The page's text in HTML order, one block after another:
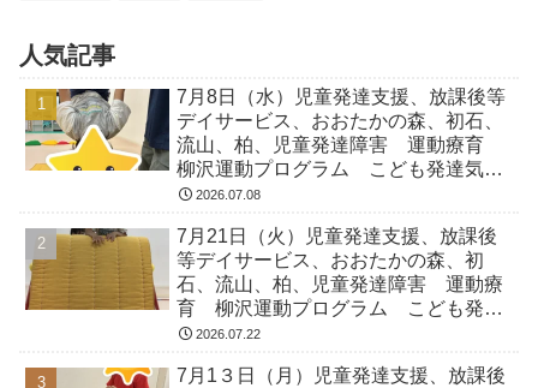
人気記事
7月8日（水）児童発達支援、放課後等
デイサービス、おおたかの森、初石、
流山、柏、児童発達障害 運動療育
柳沢運動プログラム こども発達気に
なる 発達障害 放デイ 自閉症
2026.07.08
7月21日（火）児童発達支援、放課後
等デイサービス、おおたかの森、初
石、流山、柏、児童発達障害 運動療
育 柳沢運動プログラム こども発達
気になる 発達障害 放デイ 自閉
2026.07.22
7月1３日（月）児童発達支援、放課後